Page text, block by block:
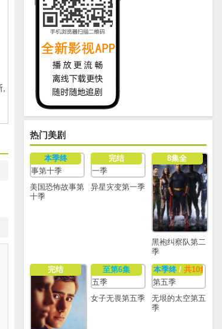
热门美剧
本季终
美国恐怖故事第
十季
完结
异星灾变第一季
8集全
黑袍纠察队第二
季
完结
至第6集
女子无畏第五季
本季终/ 共10集
无垠的太空第五
季